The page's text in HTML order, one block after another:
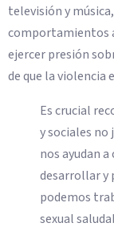
televisión y
comportamientos
ejercer presión
de que la violencia
Es crucial
y sociales no
nos ayudan
desarrollar y
podemos
sexual